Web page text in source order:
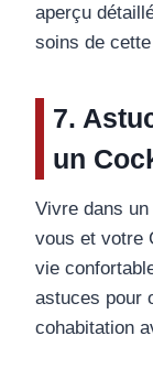
aperçu
soins de
7.
un
Vivre dans
vous et votre
vie
astuces pour
cohabitation